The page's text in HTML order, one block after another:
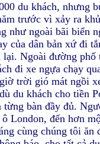
du khách, nhưng
trước vì xảy ra
như ngoài bãi biển
của dân bản xứ đi
lại. Ngoài đường
đi xe ngựa chạy
trời gió mát ngồi
du khách cho tiền
bàn đầy đủ.
London, đến hơn
cùng chúng tôi